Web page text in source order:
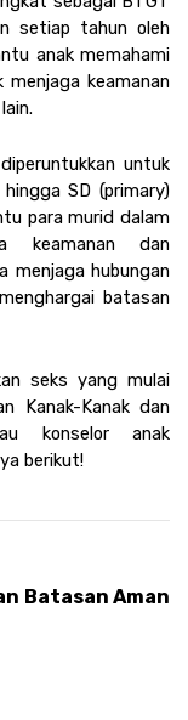
setiap tahun oleh
anak memahami
menjaga keamanan
untuk
hingga SD (primary)
para murid dalam
keamanan dan
menjaga hubungan
batasan
seks yang mulai
Kanak-Kanak dan
konselor anak
berikut!
Batasan Aman